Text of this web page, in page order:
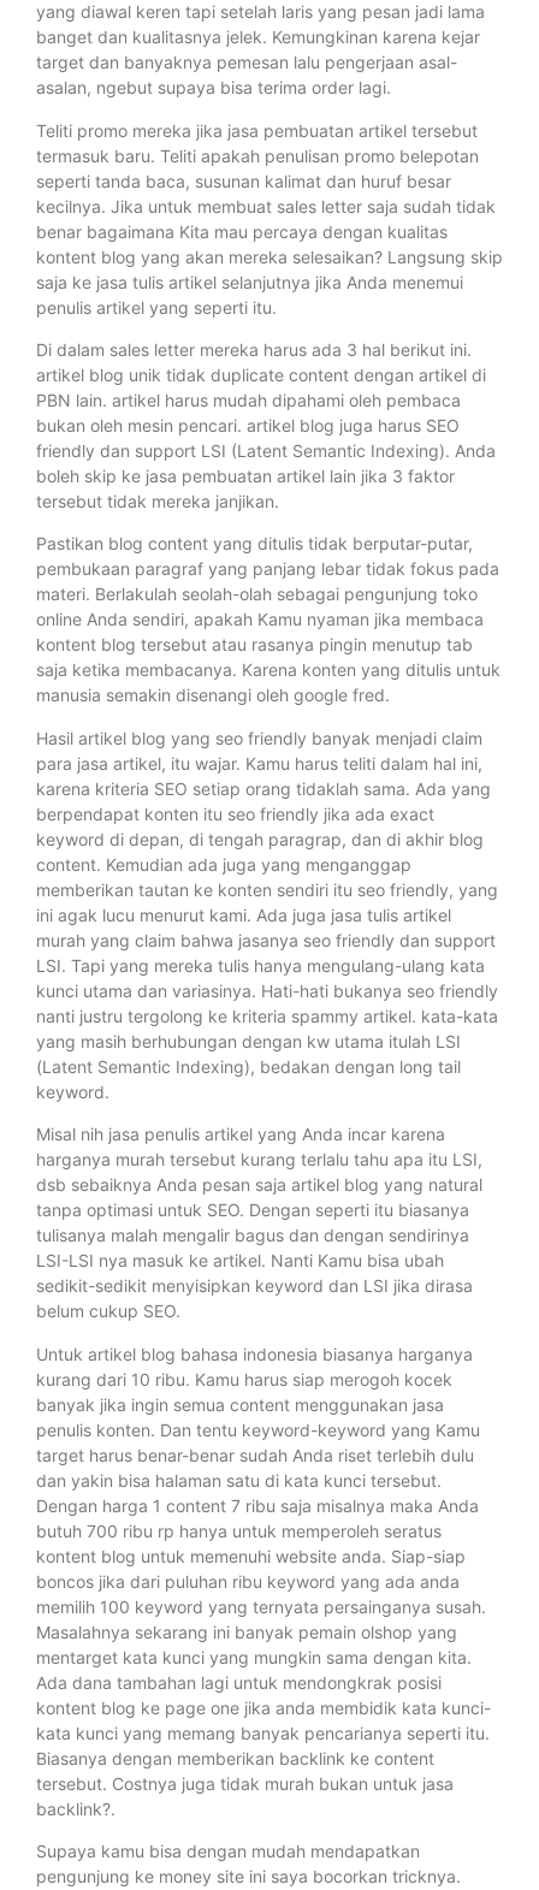
yang diawal keren tapi setelah laris yang pesan jadi lama
banget dan kualitasnya jelek. Kemungkinan karena kejar
target dan banyaknya pemesan lalu pengerjaan asal-
asalan, ngebut supaya bisa terima order lagi.
Teliti promo mereka jika jasa pembuatan artikel tersebut
termasuk baru. Teliti apakah penulisan promo belepotan
seperti tanda baca, susunan kalimat dan huruf besar
kecilnya. Jika untuk membuat sales letter saja sudah tidak
benar bagaimana Kita mau percaya dengan kualitas
kontent blog yang akan mereka selesaikan? Langsung skip
saja ke jasa tulis artikel selanjutnya jika Anda menemui
penulis artikel yang seperti itu.
Di dalam sales letter mereka harus ada 3 hal berikut ini.
artikel blog unik tidak duplicate content dengan artikel di
PBN lain. artikel harus mudah dipahami oleh pembaca
bukan oleh mesin pencari. artikel blog juga harus SEO
friendly dan support LSI (Latent Semantic Indexing). Anda
boleh skip ke jasa pembuatan artikel lain jika 3 faktor
tersebut tidak mereka janjikan.
Pastikan blog content yang ditulis tidak berputar-putar,
pembukaan paragraf yang panjang lebar tidak fokus pada
materi. Berlakulah seolah-olah sebagai pengunjung toko
online Anda sendiri, apakah Kamu nyaman jika membaca
kontent blog tersebut atau rasanya pingin menutup tab
saja ketika membacanya. Karena konten yang ditulis untuk
manusia semakin disenangi oleh google fred.
Hasil artikel blog yang seo friendly banyak menjadi claim
para jasa artikel, itu wajar. Kamu harus teliti dalam hal ini,
karena kriteria SEO setiap orang tidaklah sama. Ada yang
berpendapat konten itu seo friendly jika ada exact
keyword di depan, di tengah paragrap, dan di akhir blog
content. Kemudian ada juga yang menganggap
memberikan tautan ke konten sendiri itu seo friendly, yang
ini agak lucu menurut kami. Ada juga jasa tulis artikel
murah yang claim bahwa jasanya seo friendly dan support
LSI. Tapi yang mereka tulis hanya mengulang-ulang kata
kunci utama dan variasinya. Hati-hati bukanya seo friendly
nanti justru tergolong ke kriteria spammy artikel. kata-kata
yang masih berhubungan dengan kw utama itulah LSI
(Latent Semantic Indexing), bedakan dengan long tail
keyword.
Misal nih jasa penulis artikel yang Anda incar karena
harganya murah tersebut kurang terlalu tahu apa itu LSI,
dsb sebaiknya Anda pesan saja artikel blog yang natural
tanpa optimasi untuk SEO. Dengan seperti itu biasanya
tulisanya malah mengalir bagus dan dengan sendirinya
LSI-LSI nya masuk ke artikel. Nanti Kamu bisa ubah
sedikit-sedikit menyisipkan keyword dan LSI jika dirasa
belum cukup SEO.
Untuk artikel blog bahasa indonesia biasanya harganya
kurang dari 10 ribu. Kamu harus siap merogoh kocek
banyak jika ingin semua content menggunakan jasa
penulis konten. Dan tentu keyword-keyword yang Kamu
target harus benar-benar sudah Anda riset terlebih dulu
dan yakin bisa halaman satu di kata kunci tersebut.
Dengan harga 1 content 7 ribu saja misalnya maka Anda
butuh 700 ribu rp hanya untuk memperoleh seratus
kontent blog untuk memenuhi website anda. Siap-siap
boncos jika dari puluhan ribu keyword yang ada anda
memilih 100 keyword yang ternyata persainganya susah.
Masalahnya sekarang ini banyak pemain olshop yang
mentarget kata kunci yang mungkin sama dengan kita.
Ada dana tambahan lagi untuk mendongkrak posisi
kontent blog ke page one jika anda membidik kata kunci-
kata kunci yang memang banyak pencarianya seperti itu.
Biasanya dengan memberikan backlink ke content
tersebut. Costnya juga tidak murah bukan untuk jasa
backlink?.
Supaya kamu bisa dengan mudah mendapatkan
pengunjung ke money site ini saya bocorkan tricknya.